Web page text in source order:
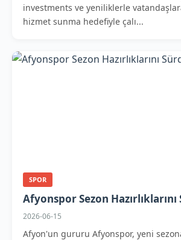
investments ve yeniliklerle
hizmet sunma hedefiyle çalı...
SPOR
Afyonspor Sezon
2026-06-15
Afyon'un gururu Afyonspor, yeni